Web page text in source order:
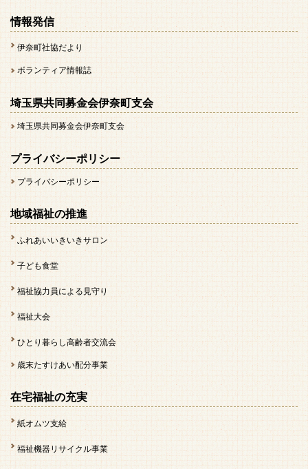
情報発信
伊奈町社協だより
ボランティア情報誌
埼玉県共同募金会伊奈町支会
埼玉県共同募金会伊奈町支会
プライバシーポリシー
プライバシーポリシー
地域福祉の推進
ふれあいいきいきサロン
子ども食堂
福祉協力員による見守り
福祉大会
ひとり暮らし高齢者交流会
歳末たすけあい配分事業
在宅福祉の充実
紙オムツ支給
福祉機器リサイクル事業